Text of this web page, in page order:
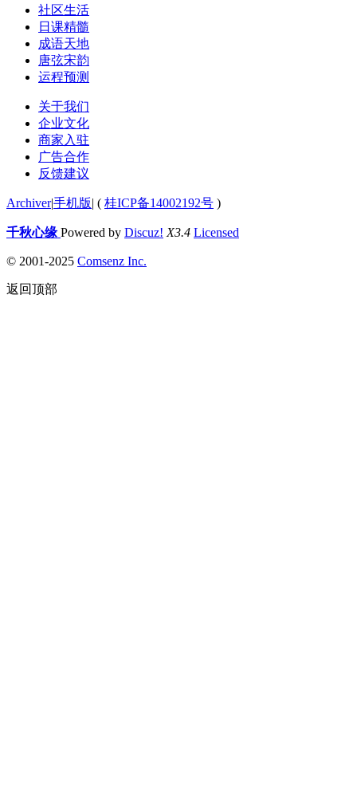
社区生活
日课精髓
成语天地
唐弦宋韵
运程预测
关于我们
企业文化
商家入驻
广告合作
反馈建议
Archiver|手机版| ( 桂ICP备14002192号 )
千秋心缘 Powered by Discuz! X3.4 Licensed
© 2001-2025 Comsenz Inc.
返回顶部